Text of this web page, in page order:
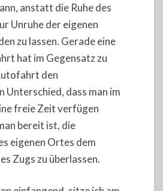
anstatt die Ruhe des
Unruhe der eigenen
zu lassen. Gerade eine
hat im Gegensatz zu
den
Unterschied, dass man im
freie Zeit verfügen
bereit ist, die
eigenen Ortes dem
Zugs zu überlassen.